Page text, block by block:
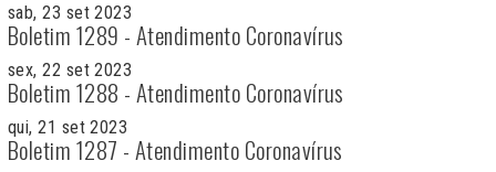
sab, 23 set 2023
Boletim 1289 - Atendimento Coronavírus
sex, 22 set 2023
Boletim 1288 - Atendimento Coronavírus
qui, 21 set 2023
Boletim 1287 - Atendimento Coronavírus